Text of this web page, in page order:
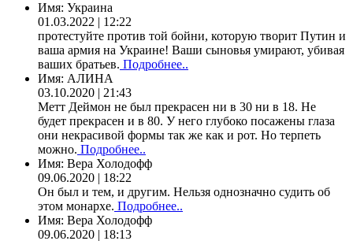
Имя: Украина
01.03.2022 | 12:22
протестуйте против той бойни, которую творит Путин и
ваша армия на Украине! Ваши сыновья умирают, убивая
ваших братьев. Подробнее..
Имя: АЛИНА
03.10.2020 | 21:43
Метт Деймон не был прекрасен ни в 30 ни в 18. Не
будет прекрасен и в 80. У него глубоко посажены глаза
они некрасивой формы так же как и рот. Но терпеть
можно. Подробнее..
Имя: Вера Холодофф
09.06.2020 | 18:22
Он был и тем, и другим. Нельзя однозначно судить об
этом монархе. Подробнее..
Имя: Вера Холодофф
09.06.2020 | 18:13